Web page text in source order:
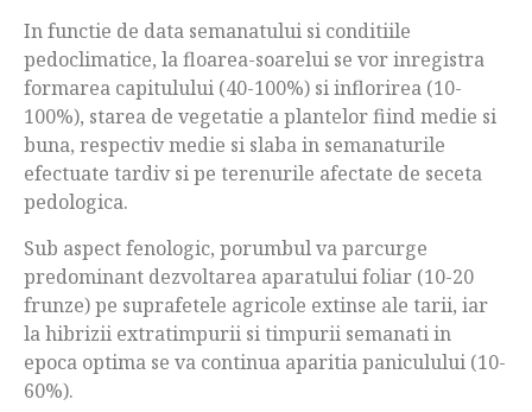
In functie de data semanatului si conditiile
pedoclimatice, la floarea-soarelui se vor inregistra
formarea capitulului (40-100%) si inflorirea (10-
100%), starea de vegetatie a plantelor fiind medie si
buna, respectiv medie si slaba in semanaturile
efectuate tardiv si pe terenurile afectate de seceta
pedologica.
Sub aspect fenologic, porumbul va parcurge
predominant dezvoltarea aparatului foliar (10-20
frunze) pe suprafetele agricole extinse ale tarii, iar
la hibrizii extratimpurii si timpurii semanati in
epoca optima se va continua aparitia paniculului (10-
60%).